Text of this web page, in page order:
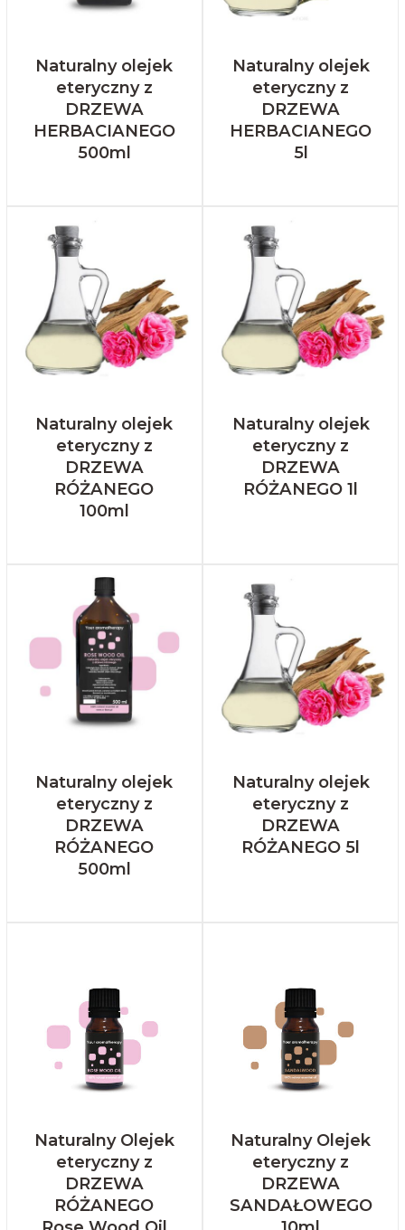
Naturalny olejek
eteryczny z
DRZEWA
HERBACIANEGO
500ml
Naturalny olejek
eteryczny z
DRZEWA
HERBACIANEGO
5l
Naturalny olejek
eteryczny z
DRZEWA
RÓŻANEGO
100ml
Naturalny olejek
eteryczny z
DRZEWA
RÓŻANEGO 1l
Naturalny olejek
eteryczny z
DRZEWA
RÓŻANEGO
500ml
Naturalny olejek
eteryczny z
DRZEWA
RÓŻANEGO 5l
Naturalny Olejek
eteryczny z
DRZEWA
RÓŻANEGO
Naturalny Olejek
eteryczny z
DRZEWA
SANDAŁOWEGO